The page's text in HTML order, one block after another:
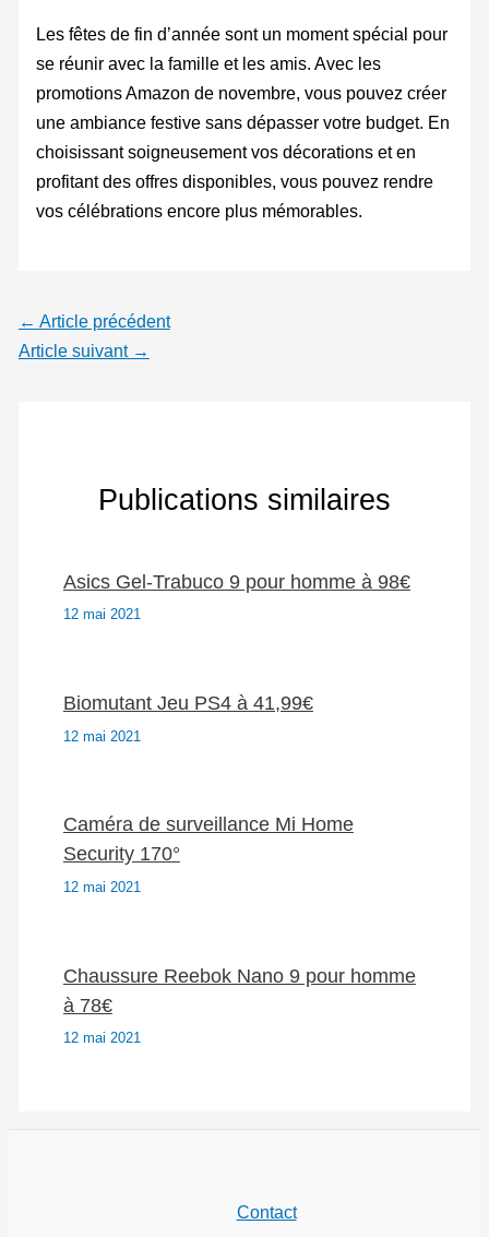
Les fêtes de fin d’année sont un moment spécial pour
se réunir avec la famille et les amis. Avec les
promotions Amazon de novembre, vous pouvez créer
une ambiance festive sans dépasser votre budget. En
choisissant soigneusement vos décorations et en
profitant des offres disponibles, vous pouvez rendre
vos célébrations encore plus mémorables.
← Article précédent
Article suivant →
Publications similaires
Asics Gel-Trabuco 9 pour homme à 98€
12 mai 2021
Biomutant Jeu PS4 à 41,99€
12 mai 2021
Caméra de surveillance Mi Home
Security 170°
12 mai 2021
Chaussure Reebok Nano 9 pour homme
à 78€
12 mai 2021
Contact